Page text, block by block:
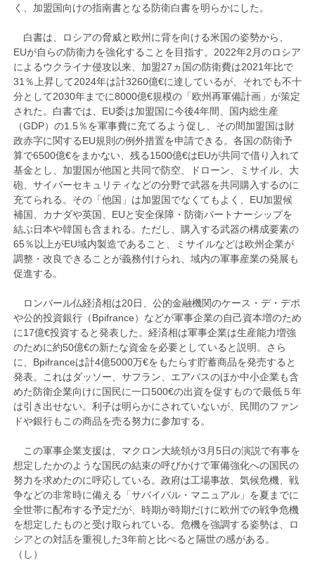
く、加盟国向けの指南書となる防衛白書を明らかにした。
白書は、ロシアの脅威と欧州に背を向ける米国の姿勢から、
EUが自らの防衛力を強化することを目指す。2022年2月のロシア
によるウクライナ侵攻以来、加盟27ヵ国の防衛費は2021年比で
31％上昇して2024年は計3260億€に達しているが、それでも不十
分として2030年までに8000億€規模の「欧州再軍備計画」が策定
された。白書では、EU委は加盟国に今後4年間、国内総生産
（GDP）の1.5％を軍事費に充てるよう促し、その間加盟国は財
政赤字に関するEU規則の例外措置を申請できる。各国の防衛予
算で6500億€をまかない、残る1500億€はEUが共同で借り入れて
基金とし、加盟国が他国と共同で防空、ドローン、ミサイル、大
砲、サイバーセキュリティなどの分野で武器を共同購入するのに
充てられる。その「他国」は加盟国でなくてもよく、EU加盟候
補国、カナダや英国、EUと安全保障・防衛パートナーシップを
結ぶ日本や韓国も含まれる。ただし、購入する武器の構成要素の
65％以上がEU域内製造であること、ミサイルなどは欧州企業が
調整・改良できることが義務付けられ、域内の軍事産業の発展も
促進する。
ロンバール仏経済相は20日、公的金融機関のケース・デ・デポ
や公的投資銀行（Bpifrance）などが軍事企業の自己資本増のため
に17億€投資すると発表した。経済相は軍事企業は生産能力増強
のために約50億€の新たな資金を必要としていると説明。さら
に、Bpifranceは計4億5000万€をもたらす貯蓄商品を発売すると
発表。これはダッソー、サフラン、エアバスのほか中小企業も含
めた防衛企業向けに国民に一口500€の出資を促すもので最低５年
は引き出せない。利子は明らかにされていないが、民間のファン
ドや銀行もこの商品を売る努力に参加する。
この軍事企業支援は、マクロン大統領が3月5日の演説で有事を
想定したかのような国民の結束の呼びかけで軍備強化への国民の
努力を求めたのに呼応している。政府は工場事故、気候危機、戦
争などの非常時に備える「サバイバル・マニュアル」を夏までに
全世帯に配布する予定だが、時期が時期だけに欧州での戦争危機
を想定したものと受け取られている。危機を強調する姿勢は、ロ
シアとの対話を重視した3年前と比べると隔世の感がある。
（し）